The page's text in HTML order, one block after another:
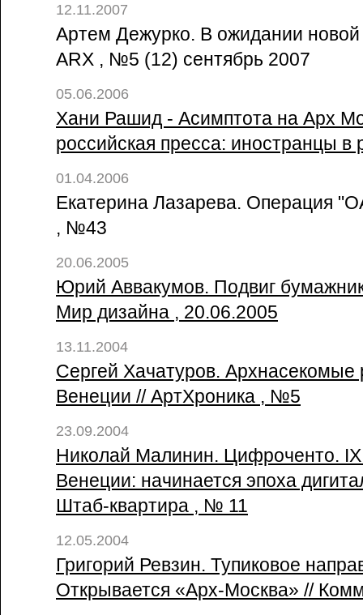
12.11.2007
Артем Дежурко. В ожидании
ARX , №5 (12) сентябрь 2007
05.06.2006
Хани Рашид - Асимптота на Арх
российская пресса: иностранцы в
01.04.2006
Екатерина Лазарева. Операция
, №43
20.06.2005
Юрий Аввакумов. Подвиг
Мир дизайна , 20.06.2005
13.11.2004
Сергей Хачатуров. Архнасекомые
Венеции // АртХроника , №5
23.09.2004
Николай Малинин. Цифроченто.
Венеции: начинается эпоха
Штаб-квартира , № 11
12.05.2004
Григорий Ревзин. Тупиковое
Открывается «Арх-Москва» //